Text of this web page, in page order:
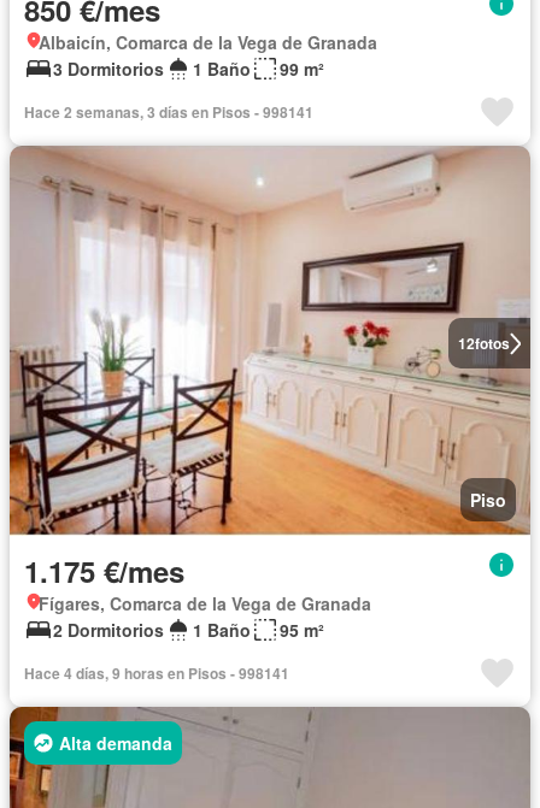
850 €/mes
Albaicín, Comarca de la Vega de Granada
3 Dormitorios
1 Baño 99 m²
Hace 2 semanas, 3 días en Pisos - 998141
12fotos
Piso
1.175 €/mes
Fígares, Comarca de la Vega de Granada
2 Dormitorios
1 Baño 95 m²
Hace 4 días, 9 horas en Pisos - 998141
Alta demanda